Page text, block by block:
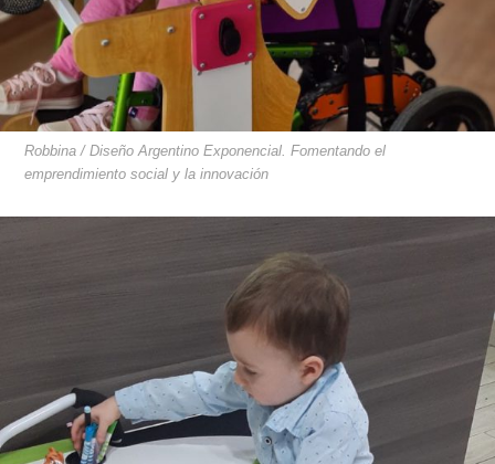
Robbina / Diseño Argentino Exponencial. Fomentando el
emprendimiento social y la innovación